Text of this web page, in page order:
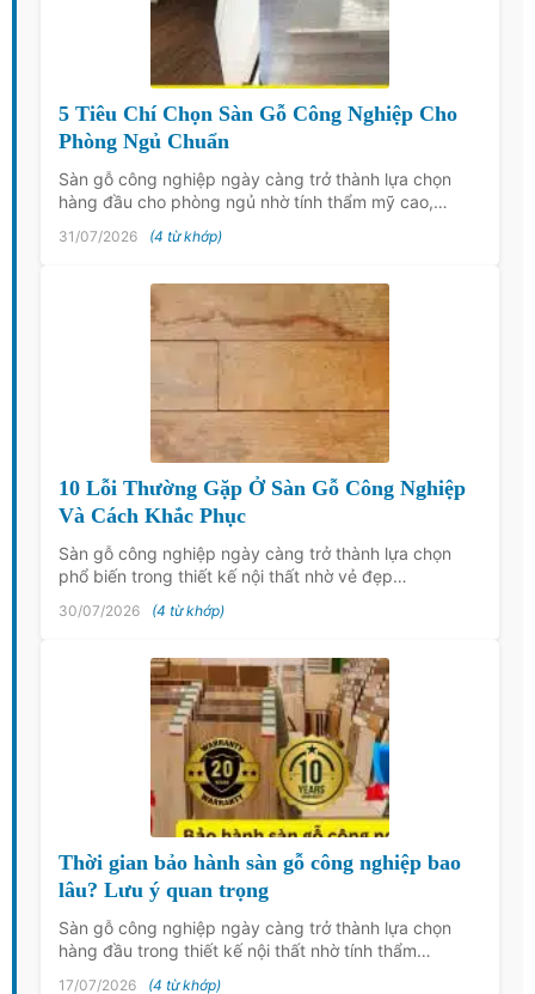
5 Tiêu Chí Chọn Sàn Gỗ Công Nghiệp Cho
Phòng Ngủ Chuẩn
Sàn gỗ công nghiệp ngày càng trở thành lựa chọn
hàng đầu cho phòng ngủ nhờ tính thẩm mỹ cao,…
31/07/2026 (4 từ khớp)
10 Lỗi Thường Gặp Ở Sàn Gỗ Công Nghiệp
Và Cách Khắc Phục
Sàn gỗ công nghiệp ngày càng trở thành lựa chọn
phổ biến trong thiết kế nội thất nhờ vẻ đẹp…
30/07/2026 (4 từ khớp)
Thời gian bảo hành sàn gỗ công nghiệp bao
lâu? Lưu ý quan trọng
Sàn gỗ công nghiệp ngày càng trở thành lựa chọn
hàng đầu trong thiết kế nội thất nhờ tính thẩm…
17/07/2026 (4 từ khớp)